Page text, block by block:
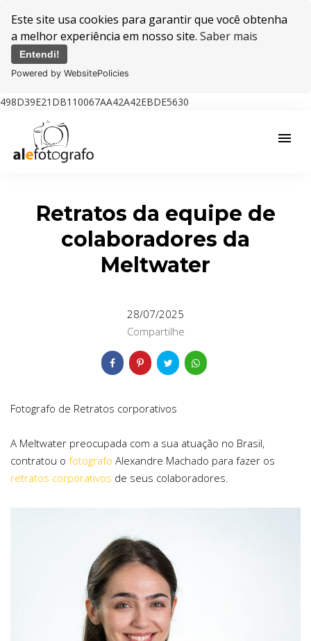
Este site usa cookies para garantir que você obtenha
a melhor experiência em nosso site. Saber mais
Entendi!
Powered by WebsitePolicies
498D39E21DB110067AA42A42EBDE5630
menu
Retratos da equipe de
colaboradores da
Meltwater
28/07/2025
Compartilhe
Fotografo de Retratos corporativos
A Meltwater preocupada com a sua atuação no Brasil,
contratou o fotografo Alexandre Machado para fazer os
retratos corporativos de seus colaboradores.